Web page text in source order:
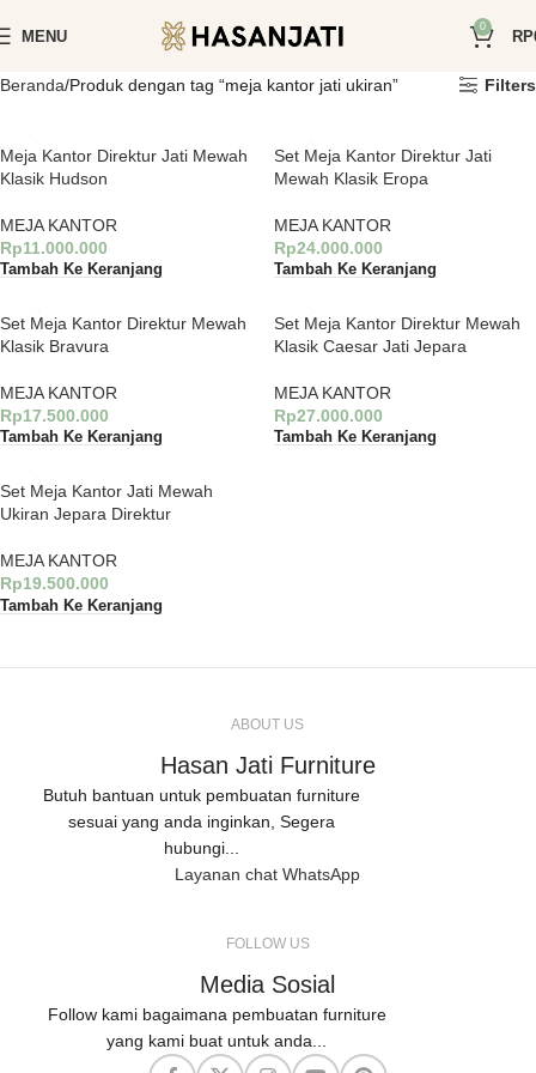
MENU
0
RP
Beranda Produk dengan tag “meja kantor jati ukiran” Filters
Meja Kantor Direktur Jati Mewah
Klasik Hudson
MEJA KANTOR
Rp11.000.000
Tambah Ke Keranjang
Set Meja Kantor Direktur Jati
Mewah Klasik Eropa
MEJA KANTOR
Rp24.000.000
Tambah Ke Keranjang
Set Meja Kantor Direktur Mewah
Klasik Bravura
MEJA KANTOR
Rp17.500.000
Tambah Ke Keranjang
Set Meja Kantor Direktur Mewah
Klasik Caesar Jati Jepara
MEJA KANTOR
Rp27.000.000
Tambah Ke Keranjang
Set Meja Kantor Jati Mewah
Ukiran Jepara Direktur
MEJA KANTOR
Rp19.500.000
Tambah Ke Keranjang
ABOUT US
Hasan Jati Furniture
Butuh bantuan untuk pembuatan furniture
sesuai yang anda inginkan, Segera
hubungi...
Layanan chat WhatsApp
FOLLOW US
Media Sosial
Follow kami bagaimana pembuatan furniture
yang kami buat untuk anda...